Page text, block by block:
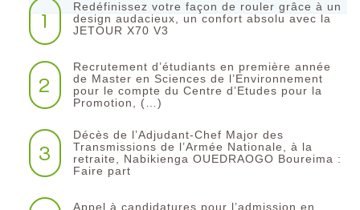
1
Redéfinissez votre façon de rouler grâce à un
design audacieux, un confort absolu avec la
JETOUR X70 V3
2
Recrutement d’étudiants en première année
de Master en Sciences de l’Environnement
pour le compte du Centre d’Etudes pour la
Promotion, (…)
3
Décès de l’Adjudant-Chef Major des
Transmissions de l’Armée Nationale, à la
retraite, Nabikienga OUEDRAOGO Boureima :
Faire part
Appel à candidatures pour l’admission en